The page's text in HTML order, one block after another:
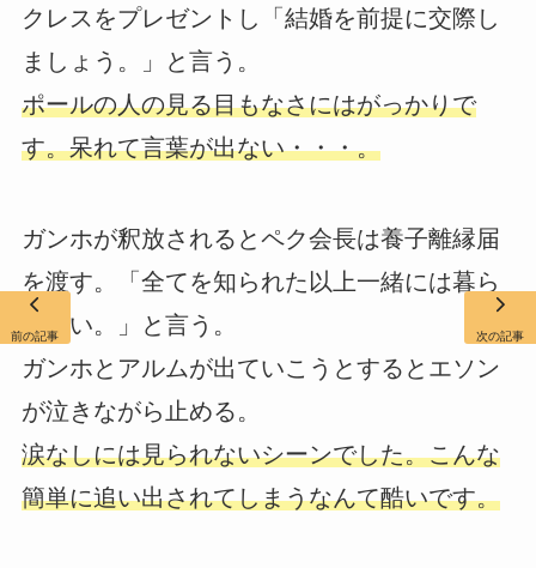
クレスをプレゼントし「結婚を前提に交際し
ましょう。」と言う。
ポールの人の見る目もなさにはがっかりで
す。呆れて言葉が出ない・・・。
ガンホが釈放されるとペク会長は養子離縁届
を渡す。「全てを知られた以上一緒には暮ら
せない。」と言う。
ガンホとアルムが出ていこうとするとエソン
が泣きながら止める。
涙なしには見られないシーンでした。こんな
簡単に追い出されてしまうなんて酷いです。
前の記事 次の記事